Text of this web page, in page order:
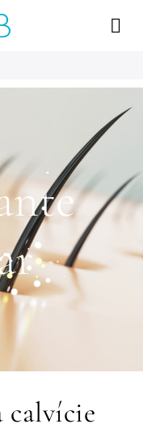
calvície